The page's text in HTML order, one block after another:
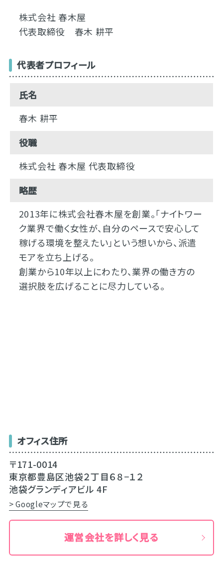
株式会社 春木屋
代表取締役 春木 耕平
代表者プロフィール
氏名
春木 耕平
役職
株式会社 春木屋 代表取締役
略歴
2013年に株式会社春木屋を創業。「ナイトワー
ク業界で働く女性が、自分のペースで安心して
稼げる環境を整えたい」という想いから、派遣
モアを立ち上げる。
創業から10年以上にわたり、業界の働き方の
選択肢を広げることに尽力している。
オフィス住所
〒171-0014
東京都豊島区池袋２丁目６８−１２
池袋グランディアビル 4F
> Googleマップで見る
運営会社を詳しく見る